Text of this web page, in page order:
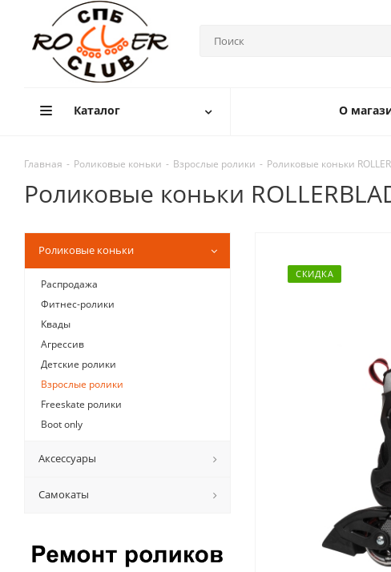
Каталог О
Главная - Роликовые коньки - Взрослые ролики - Роликовые коньки
Роликовые коньки
СКИДКА
Роликовые коньки
Распродажа
Фитнес-ролики
Квады
Агрессив
Детские ролики
Взрослые ролики
Freeskate ролики
Boot only
Аксессуары
Самокаты